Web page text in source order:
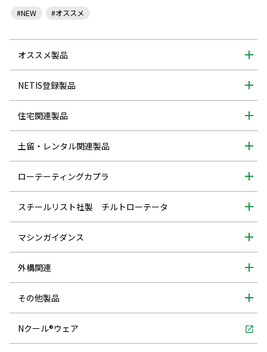
#NEW #オススメ
オススメ製品
NETIS登録製品
住宅関連製品
土留・レンタル関連製品
ローテーティングカプラ
スチールリスト社製 チルトローテータ
マシンガイダンス
外構関連
その他製品
Nクール®ウェア open_in_new